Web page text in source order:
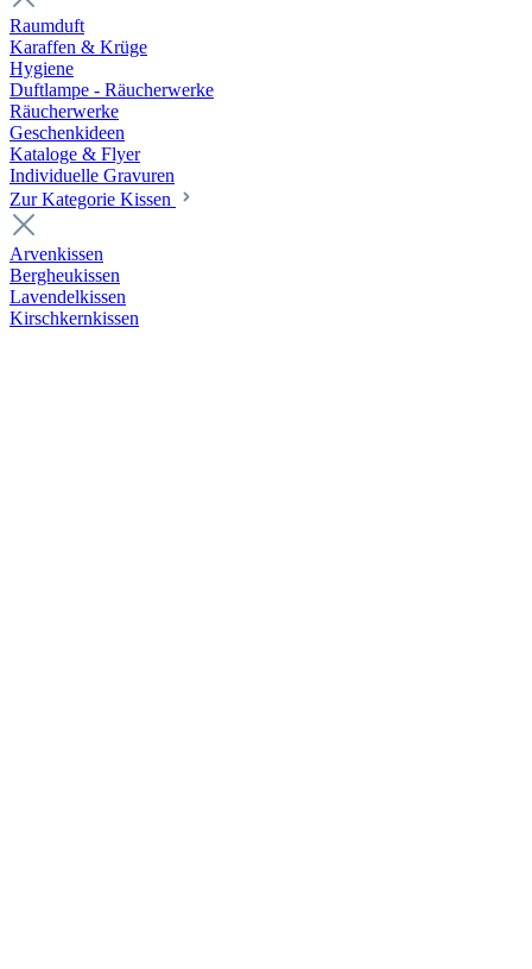
Raumduft
Karaffen & Krüge
Hygiene
Duftlampe - Räucherwerke
Räucherwerke
Geschenkideen
Kataloge & Flyer
Individuelle Gravuren
Zur Kategorie Kissen
Arvenkissen
Bergheukissen
Lavendelkissen
Kirschkernkissen